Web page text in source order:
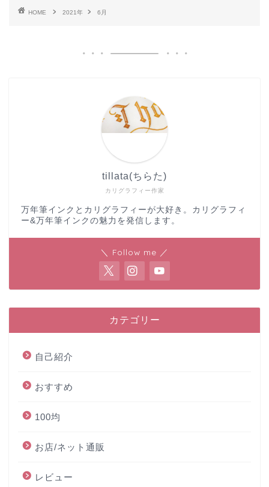
HOME 2021年 6月
カリグラフィー作家
tillata(ちらた)
万年筆インクとカリグラフィーが大好き。カリグラフィ
ー&万年筆インクの魅力を発信します。
＼ Follow me ／
カテゴリー
自己紹介
おすすめ
100均
お店/ネット通販
レビュー